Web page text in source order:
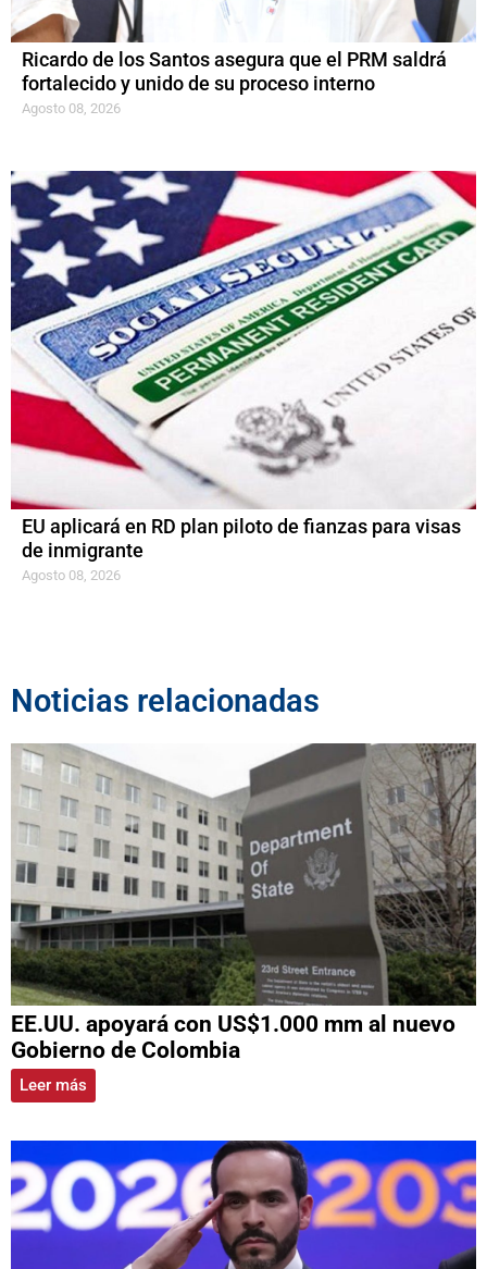
Ricardo de los Santos asegura que el PRM saldrá
fortalecido y unido de su proceso interno
Agosto 08, 2026
EU aplicará en RD plan piloto de fianzas para visas
de inmigrante
Agosto 08, 2026
Noticias relacionadas
EE.UU. apoyará con US$1.000 mm al nuevo
Gobierno de Colombia
Leer más